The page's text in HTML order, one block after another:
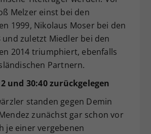
Melzer einst bei den
1999, Nikolaus Moser bei den
und zuletzt Miedler bei den
2014 triumphiert, ebenfalls
Partnern.
und 30:40 zurückgelegen
standen gegen Demin
zunächst gar schon vor
je einer vergebenen